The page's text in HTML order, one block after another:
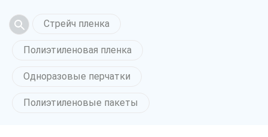
Стрейч пленка
Полиэтиленовая пленка
Одноразовые перчатки
Полиэтиленовые пакеты